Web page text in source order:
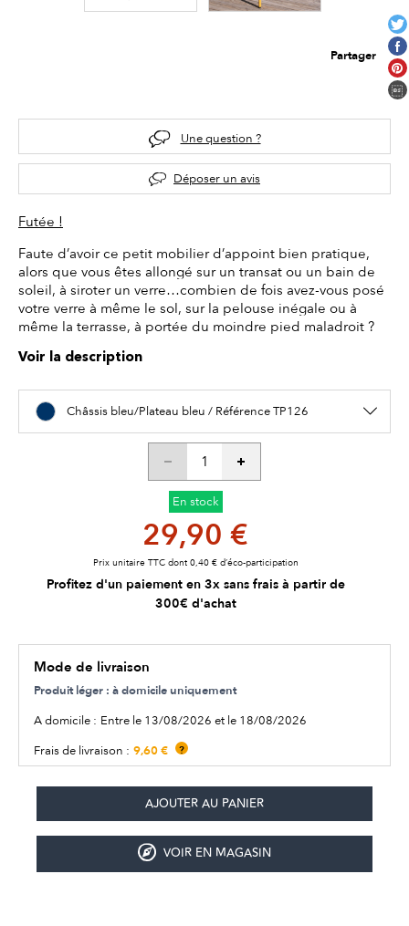
Partager
Une question ?
Déposer un avis
Futée !
Faute d’avoir ce petit mobilier d’appoint bien pratique,
alors que vous êtes allongé sur un transat ou un bain de
soleil, à siroter un verre…combien de fois avez-vous posé
votre verre à même le sol, sur la pelouse inégale ou à
même la terrasse, à portée du moindre pied maladroit ?
Voir la description
Châssis bleu/Plateau bleu / Référence TP126
En stock
29,90 €
Prix unitaire TTC dont 0,40 € d’éco-participation
Profitez d'un paiement en 3x sans frais à partir de
300€ d'achat
Mode de livraison
Produit léger : à domicile uniquement
A domicile : Entre le 13/08/2026 et le 18/08/2026
Frais de livraison : 9,60 € ?
VOIR EN MAGASIN